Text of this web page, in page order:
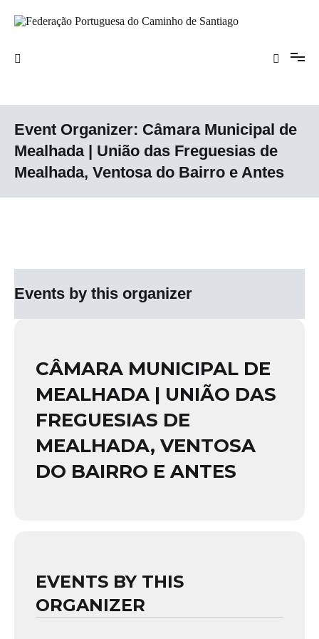
para
Santiago
Event Organizer: Câmara Municipal de
Mealhada | União das Freguesias de
Mealhada, Ventosa do Bairro e Antes
Events by this organizer
CÂMARA MUNICIPAL DE
MEALHADA | UNIÃO DAS
FREGUESIAS DE
MEALHADA, VENTOSA
DO BAIRRO E ANTES
EVENTS BY THIS
ORGANIZER